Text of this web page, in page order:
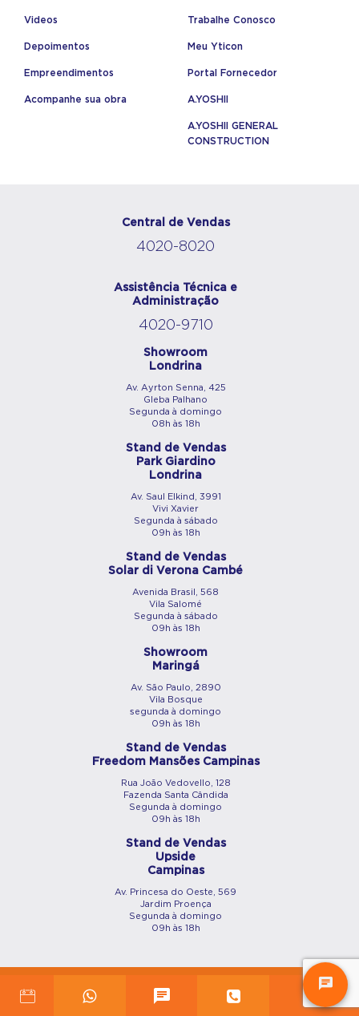
Videos
Depoimentos
Empreendimentos
Acompanhe sua obra
Trabalhe Conosco
Meu Yticon
Portal Fornecedor
A.YOSHII
A.YOSHII GENERAL
CONSTRUCTION
Central de Vendas
4020-8020
Assistência Técnica e
Administração
4020-9710
Showroom
Londrina
Av. Ayrton Senna, 425
Gleba Palhano
Segunda à domingo
08h às 18h
Stand de Vendas
Park Giardino
Londrina
Av. Saul Elkind, 3991
Vivi Xavier
Segunda à sábado
09h às 18h
Stand de Vendas
Solar di Verona Cambé
Avenida Brasil, 568
Vila Salomé
Segunda à sábado
09h às 18h
Showroom
Maringá
Av. São Paulo, 2890
Vila Bosque
segunda à domingo
09h às 18h
Stand de Vendas
Freedom Mansões Campinas
Rua João Vedovello, 128
Fazenda Santa Cândida
Segunda à domingo
09h às 18h
Stand de Vendas
Upside
Campinas
Av. Princesa do Oeste, 569
Jardim Proença
Segunda à domingo
09h às 18h